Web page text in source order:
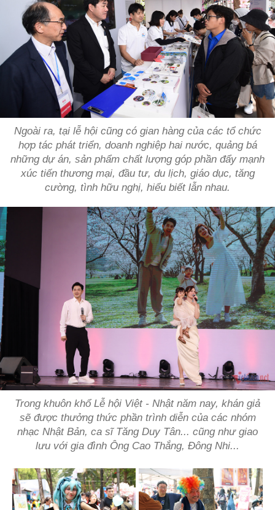
Ngoài ra, tại lễ hội cũng có gian hàng của các tổ chức
hợp tác phát triển, doanh nghiệp hai nước, quảng bá
những dự án, sản phẩm chất lượng góp phần đẩy mạnh
xúc tiến thương mại, đầu tư, du lịch, giáo dục, tăng
cường, tình hữu nghị, hiểu biết lẫn nhau.
Trong khuôn khổ Lễ hội Việt - Nhật năm nay, khán giả
sẽ được thưởng thức phần trình diễn của các nhóm
nhạc Nhật Bản, ca sĩ Tăng Duy Tân... cũng như giao
lưu với gia đình Ông Cao Thắng, Đông Nhi...